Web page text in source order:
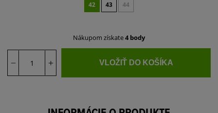
42 43 44
Nákupom získate4 body
VLOŽIŤ DO KOŠÍKA